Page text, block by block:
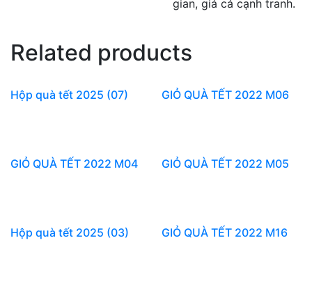
gian, giá cả cạnh tranh.
Related products
Hộp quà tết 2025 (07) GIỎ QUÀ TẾT 2022 M06
GIỎ QUÀ TẾT 2022 M04 GIỎ QUÀ TẾT 2022 M05
Hộp quà tết 2025 (03) GIỎ QUÀ TẾT 2022 M16